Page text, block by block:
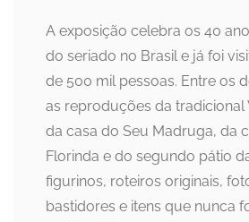
A exposição celebra os 40
do seriado no Brasil e já foi
de 500 mil pessoas. Entre os
as reproduções da tradicional
da casa do Seu Madruga, da
Florinda e do segundo pátio
figurinos, roteiros originais,
bastidores e itens que nunca